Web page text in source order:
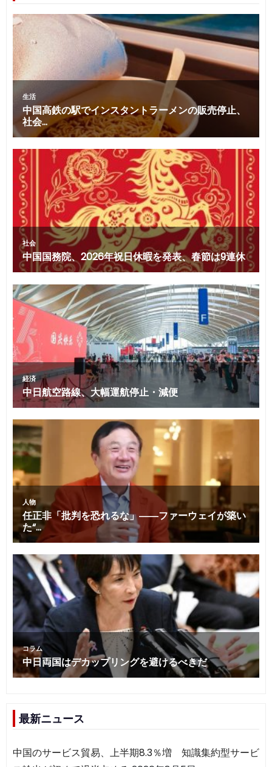
最新ニュース
中国のサービス貿易、上半期8.3％増 知識集約型サービ